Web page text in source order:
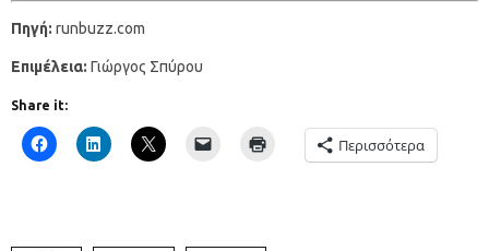
Πηγή: runbuzz.com
Επιμέλεια: Γιώργος Σπύρου
Share it:
Περισσότερα